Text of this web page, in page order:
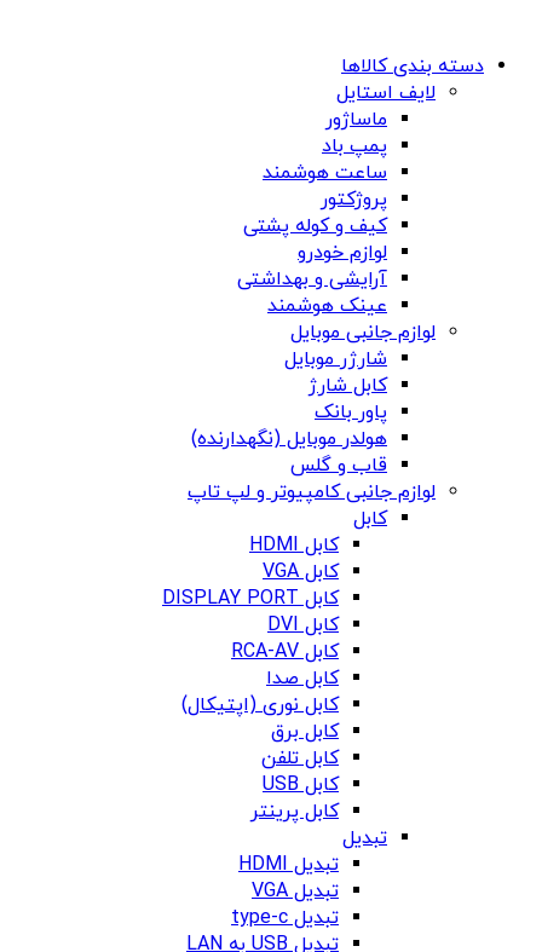
دسته بندی کالاها
لایف استایل
ماساژور
پمپ باد
ساعت هوشمند
پروژکتور
کیف و کوله پشتی
لوازم خودرو
آرایشی و بهداشتی
عینک هوشمند
لوازم جانبی موبایل
شارژر موبایل
کابل شارژ
پاور بانک
هولدر موبایل (نگهدارنده)
قاب و گلس
لوازم جانبی کامپیوتر و لپ تاپ
کابل
کابل HDMI
کابل VGA
کابل DISPLAY PORT
کابل DVI
کابل RCA-AV
کابل صدا
کابل نوری (اپتیکال)
کابل برق
کابل تلفن
کابل USB
کابل پرینتر
تبدیل
تبدیل HDMI
تبدیل VGA
تبدیل type-c
تبدیل USB به LAN